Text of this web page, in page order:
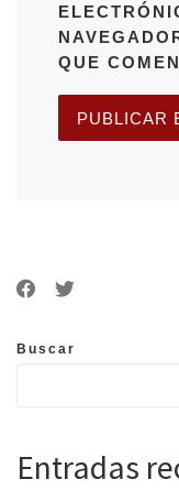
QUE
Buscar
Entradas